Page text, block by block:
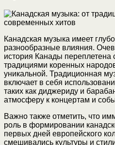
Канадская музыка имеет
разнообразные влияния.
история Канады переплетена
традициями коренных
уникальной. Традиционная
включает в себя
таких как диджериду и
атмосферу к концертам и
Важно также отметить, что
роль в формировании
первых дней европейского
смешивались культуры и